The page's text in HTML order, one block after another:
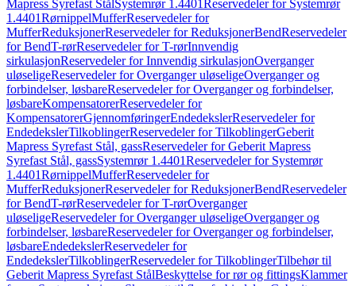
Mapress Syrefast StålSystemrør 1.4401Reservedeler for Systemrør
1.4401RørnippelMufferReservedeler for
MufferReduksjonerReservedeler for ReduksjonerBendReservedeler
for BendT-rørReservedeler for T-rørInnvendig
sirkulasjonReservedeler for Innvendig sirkulasjonOverganger
uløseligeReservedeler for Overganger uløseligeOverganger og
forbindelser, løsbareReservedeler for Overganger og forbindelser,
løsbareKompensatorerReservedeler for
KompensatorerGjennomføringerEndedekslerReservedeler for
EndedekslerTilkoblingerReservedeler for TilkoblingerGeberit
Mapress Syrefast Stål, gassReservedeler for Geberit Mapress
Syrefast Stål, gassSystemrør 1.4401Reservedeler for Systemrør
1.4401RørnippelMufferReservedeler for
MufferReduksjonerReservedeler for ReduksjonerBendReservedeler
for BendT-rørReservedeler for T-rørOverganger
uløseligeReservedeler for Overganger uløseligeOverganger og
forbindelser, løsbareReservedeler for Overganger og forbindelser,
løsbareEndedekslerReservedeler for
EndedekslerTilkoblingerReservedeler for TilkoblingerTilbehør til
Geberit Mapress Syrefast StålBeskyttelse for rør og fittingsKlammer